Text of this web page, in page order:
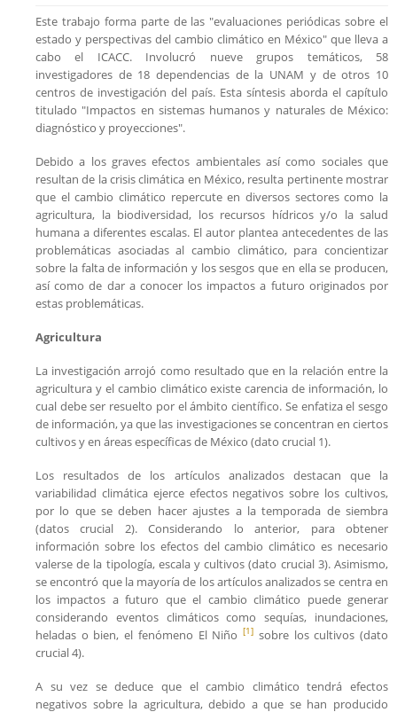
Este trabajo forma parte de las "evaluaciones periódicas sobre el
estado y perspectivas del cambio climático en México" que lleva a
cabo el ICACC. Involucró nueve grupos temáticos, 58
investigadores de 18 dependencias de la UNAM y de otros 10
centros de investigación del país. Esta síntesis aborda el capítulo
titulado "Impactos en sistemas humanos y naturales de México:
diagnóstico y proyecciones".
Debido a los graves efectos ambientales así como sociales que
resultan de la crisis climática en México, resulta pertinente mostrar
que el cambio climático repercute en diversos sectores como la
agricultura, la biodiversidad, los recursos hídricos y/o la salud
humana a diferentes escalas. El autor plantea antecedentes de las
problemáticas asociadas al cambio climático, para concientizar
sobre la falta de información y los sesgos que en ella se producen,
así como de dar a conocer los impactos a futuro originados por
estas problemáticas.
Agricultura
La investigación arrojó como resultado que en la relación entre la
agricultura y el cambio climático existe carencia de información, lo
cual debe ser resuelto por el ámbito científico. Se enfatiza el sesgo
de información, ya que las investigaciones se concentran en ciertos
cultivos y en áreas específicas de México (dato crucial 1).
Los resultados de los artículos analizados destacan que la
variabilidad climática ejerce efectos negativos sobre los cultivos,
por lo que se deben hacer ajustes a la temporada de siembra
(datos crucial 2). Considerando lo anterior, para obtener
información sobre los efectos del cambio climático es necesario
valerse de la tipología, escala y cultivos (dato crucial 3). Asimismo,
se encontró que la mayoría de los artículos analizados se centra en
los impactos a futuro que el cambio climático puede generar
considerando eventos climáticos como sequías, inundaciones,
heladas o bien, el fenómeno El Niño[1] sobre los cultivos (dato
crucial 4).
A su vez se deduce que el cambio climático tendrá efectos
negativos sobre la agricultura, debido a que se han producido